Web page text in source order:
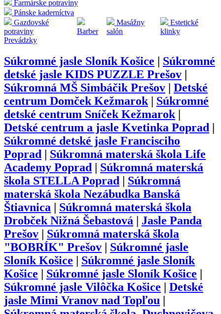
Farmárske potraviny
Pánske kaderníctva
Gazdovské
potraviny
Barber
Masážny
salón
Estetické
klinky
Prevádzky
Súkromné jasle Sloník Košice
Súkromné
detské jasle KIDS PUZZLE Prešov
Súkromná MŠ Simbáčik Prešov
Detské
centrum Domček Kežmarok| Súkromné
detské centrum Sníček Kežmarok|
Detské centrum a jasle Kvetinka Poprad
Súkromné detské jasle Francisciho
Poprad
Súkromná materská škola Life
Academy Poprad
Súkromná materská
škola STELLA Poprad
Súkromná
materská škola Nezábudka Banská
Štiavnica
Súkromná materská škola
Drobček Nižná Šebastová
Jasle Panda
Prešov
Súkromná materská škola
"BOBRÍK" Prešov
Súkromné jasle
Sloník Košice
Súkromné jasle Sloník
Košice
Súkromné jasle Sloník Košice
Súkromné jasle Vilôčka Košice
Detské
jasle Mimi Vranov nad Topľou